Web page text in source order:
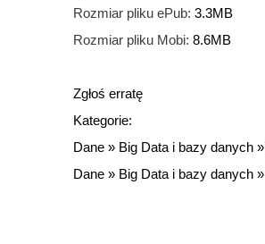
Rozmiar pliku ePub: 3.3MB
Rozmiar pliku Mobi: 8.6MB
Zgłoś erratę
Kategorie:
Dane » Big Data i bazy danych »
Dane » Big Data i bazy danych »